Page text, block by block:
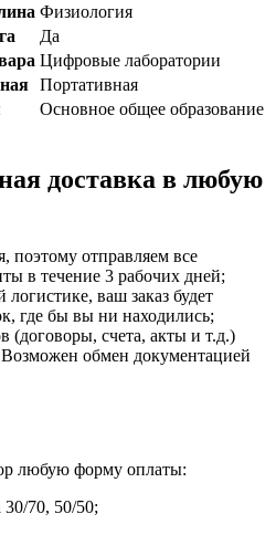
Физиология
Да
Цифровые лаборатории
Портативная
Основное общее образование
доставка в любую
отправляем все
в течение 3 рабочих дней;
ваш заказ будет
где бы вы ни находились;
(договоры, счета, акты и т.д.)
Возможен обмен документацией
любую форму оплаты:
30/70, 50/50;